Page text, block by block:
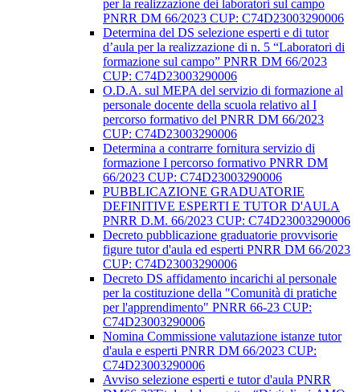
per la realizzazione dei laboratori sul campo
PNRR DM 66/2023 CUP: C74D23003290006
Determina del DS selezione esperti e di tutor
d’aula per la realizzazione di n. 5 “Laboratori di
formazione sul campo” PNRR DM 66/2023
CUP: C74D23003290006
O.D.A. sul MEPA del servizio di formazione al
personale docente della scuola relativo al I
percorso formativo del PNRR DM 66/2023
CUP: C74D23003290006
Determina a contrarre fornitura servizio di
formazione I percorso formativo PNRR DM
66/2023 CUP: C74D23003290006
PUBBLICAZIONE GRADUATORIE
DEFINITIVE ESPERTI E TUTOR D'AULA
PNRR D.M. 66/2023 CUP: C74D23003290006
Decreto pubblicazione graduatorie provvisorie
figure tutor d'aula ed esperti PNRR DM 66/2023
CUP: C74D23003290006
Decreto DS affidamento incarichi al personale
per la costituzione della "Comunità di pratiche
per l'apprendimento" PNRR 66-23 CUP:
C74D23003290006
Nomina Commissione valutazione istanze tutor
d'aula e esperti PNRR DM 66/2023 CUP:
C74D23003290006
Avviso selezione esperti e tutor d'aula PNRR